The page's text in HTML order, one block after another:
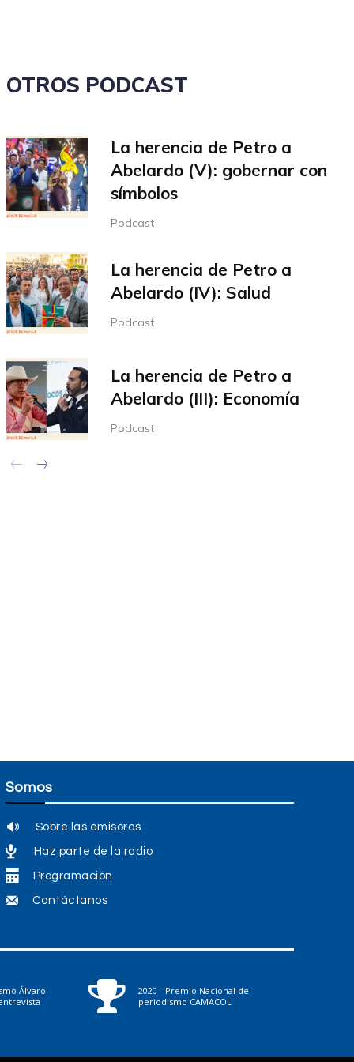
OTROS PODCAST
La herencia de Petro a
Abelardo (V): gobernar con
símbolos
Podcast
La herencia de Petro a
Abelardo (IV): Salud
Podcast
La herencia de Petro a
Abelardo (III): Economía
Podcast
Somos
Sobre las emisoras
Haz parte de la radio
Programación
Contáctanos
Álvaro
2020 - Premio Nacional de
periodismo CAMACOL